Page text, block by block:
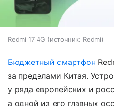
Redmi 17 4G источник: Redmi
Бюджетный смартфон
за пределами Китая.
у ряда европейских и
а одной из его главных